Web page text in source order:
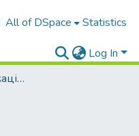
All of DSpace Statistics
Log In
Репозитарій кваліфікаційних робіт здобувачів вищої освіти